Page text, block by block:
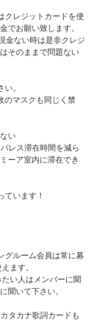
クレジットカードを使
でお願い致します。
金ない時は是非クレジ
そのままで問題ない
。
のマスクも同じく禁
い
レス滞在時間を減ら
ーア室内に滞在でき
います！
グルーム会員は常に募
ます。
い人はメンバーに聞
聞いて下さい。
タカナ歌詞カードも